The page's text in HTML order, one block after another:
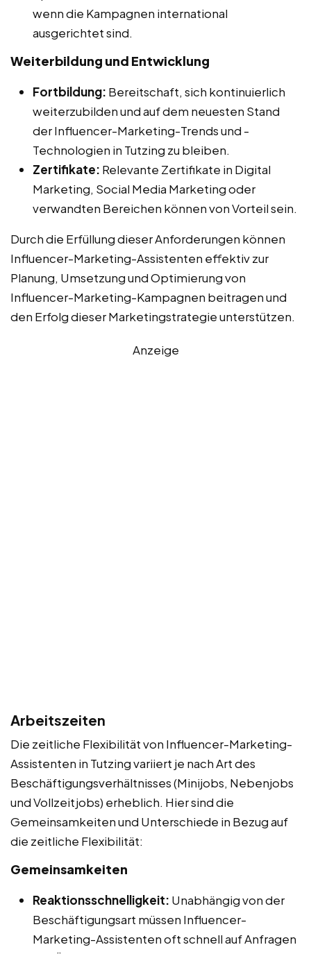
wenn die Kampagnen international
ausgerichtet sind.
Weiterbildung und Entwicklung
Fortbildung: Bereitschaft, sich kontinuierlich
weiterzubilden und auf dem neuesten Stand
der Influencer-Marketing-Trends und -
Technologien in Tutzing zu bleiben.
Zertifikate: Relevante Zertifikate in Digital
Marketing, Social Media Marketing oder
verwandten Bereichen können von Vorteil sein.
Durch die Erfüllung dieser Anforderungen können
Influencer-Marketing-Assistenten effektiv zur
Planung, Umsetzung und Optimierung von
Influencer-Marketing-Kampagnen beitragen und
den Erfolg dieser Marketingstrategie unterstützen.
Anzeige
Arbeitszeiten
Die zeitliche Flexibilität von Influencer-Marketing-
Assistenten in Tutzing variiert je nach Art des
Beschäftigungsverhältnisses (Minijobs, Nebenjobs
und Vollzeitjobs) erheblich. Hier sind die
Gemeinsamkeiten und Unterschiede in Bezug auf
die zeitliche Flexibilität:
Gemeinsamkeiten
Reaktionsschnelligkeit: Unabhängig von der
Beschäftigungsart müssen Influencer-
Marketing-Assistenten oft schnell auf Anfragen